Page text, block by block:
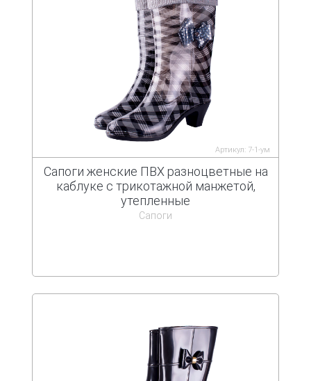
Артикул: 7-1-ум
Сапоги женские ПВХ разноцветные на
каблуке с трикотажной манжетой,
утепленные
Сапоги